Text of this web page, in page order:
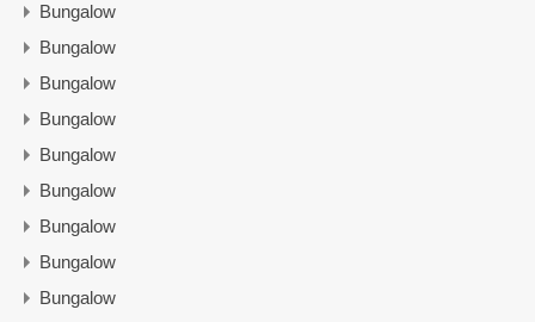
Bungalow
Bungalow
Bungalow
Bungalow
Bungalow
Bungalow
Bungalow
Bungalow
Bungalow